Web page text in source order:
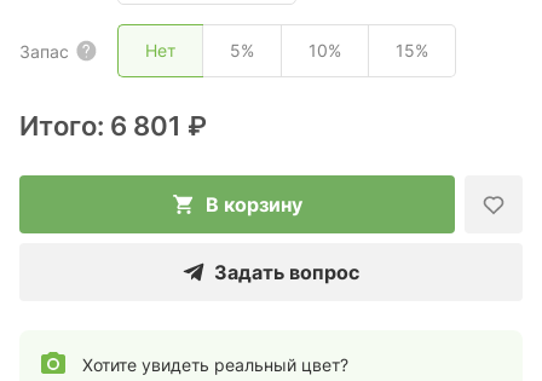
Запас Нет 5% 10% 15%
Итого: 6 801 ₽
В корзину
Задать вопрос
Хотите увидеть реальный цвет?